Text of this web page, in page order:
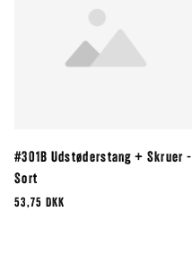
#301B Udstøderstang + Skruer -
Sort
53,75 DKK